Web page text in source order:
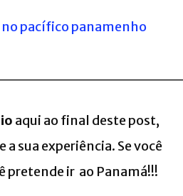
pacífico panamenho
aqui ao final deste post,
sua experiência. Se você
pretende ir ao Panamá!!!